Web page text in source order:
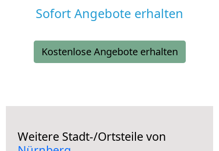
Sofort Angebote erhalten
Kostenlose Angebote erhalten
Weitere Stadt-/Ortsteile von